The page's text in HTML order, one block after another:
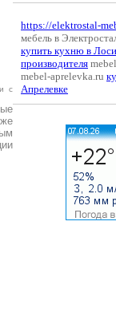
с
https://elektrostal-
мебель в
купить кухню в
производителя
mebel-aprelevka.ru
Апрелевке